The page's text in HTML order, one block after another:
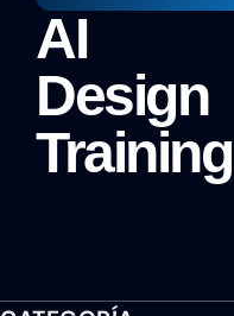
AI
Design
Training